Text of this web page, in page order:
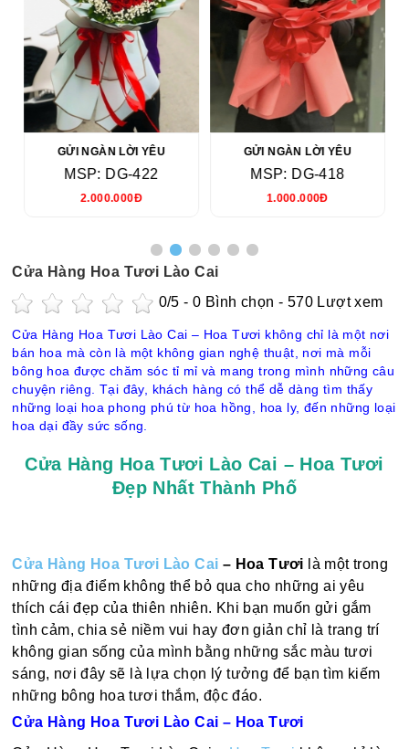
GỬI NGÀN LỜI YÊU
MSP: DG-422
2.000.000Đ
GỬI NGÀN LỜI YÊU
MSP: DG-418
1.000.000Đ
Cửa Hàng Hoa Tươi Lào Cai
0/5 -0 Bình chọn - 570 Lượt xem
Cửa Hàng Hoa Tươi Lào Cai – Hoa Tươi không chỉ là một nơi
bán hoa mà còn là một không gian nghệ thuật, nơi mà mỗi
bông hoa được chăm sóc tỉ mỉ và mang trong mình những câu
chuyện riêng. Tại đây, khách hàng có thể dễ dàng tìm thấy
những loại hoa phong phú từ hoa hồng, hoa ly, đến những loại
hoa dại đầy sức sống.
Cửa Hàng Hoa Tươi Lào Cai – Hoa Tươi
Đẹp Nhất Thành Phố
Cửa Hàng Hoa Tươi Lào Cai – Hoa Tươi là một trong
những địa điểm không thể bỏ qua cho những ai yêu
thích cái đẹp của thiên nhiên. Khi bạn muốn gửi gắm
tình cảm, chia sẻ niềm vui hay đơn giản chỉ là trang trí
không gian sống của mình bằng những sắc màu tươi
sáng, nơi đây sẽ là lựa chọn lý tưởng để bạn tìm kiếm
những bông hoa tươi thắm, độc đáo.
Cửa Hàng Hoa Tươi Lào Cai – Hoa Tươi